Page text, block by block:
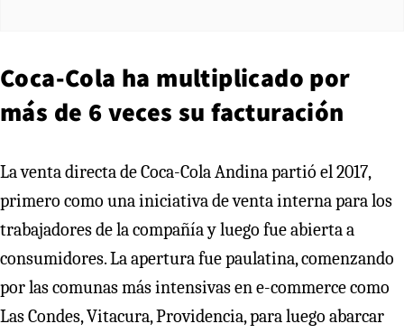
Coca-Cola ha multiplicado por
más de 6 veces su facturación
La venta directa de Coca-Cola Andina partió el 2017,
primero como una iniciativa de venta interna para los
trabajadores de la compañía y luego fue abierta a
consumidores. La apertura fue paulatina, comenzando
por las comunas más intensivas en e-commerce como
Las Condes, Vitacura, Providencia, para luego abarcar